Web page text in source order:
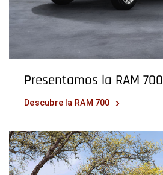
Presentamos la RAM 700
Descubre la RAM 700